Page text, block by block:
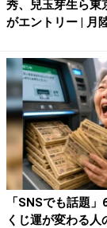
秀、兒玉芽生ら東
がエントリー | 月
「SNSでも話題
くじ運が変わる人